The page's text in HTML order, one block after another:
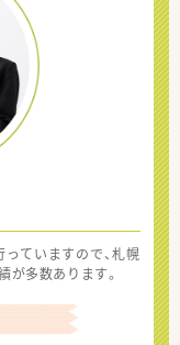
ていますので、札幌
が多数あります。